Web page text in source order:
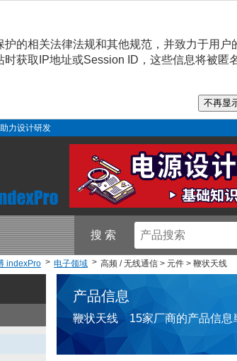
的相关法律法规和其他规范，并致力于用户
获取IP地址或Session ID，这些信息将被匿
力设计研发
搜 索
indexPro 电子领域 高频 / 无线通信 > 元件 > 鞭状天线
产品信息
鞭状天线 15家厂商的产品信息